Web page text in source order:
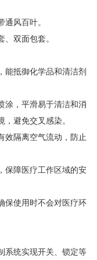
风百叶。
双面包套。
能抵御化学品和清洁剂
涂，平滑易于清洁和消
避免交叉感染。
效隔离空气流动，防止
保障医疗工作区域的安
保使用时不会对医疗环
系统实现开关、锁定等